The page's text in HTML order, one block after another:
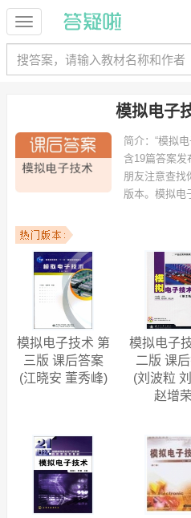
模拟电子
简介： “模拟
含19篇答案发
朋友注意查找
版本。 模拟电
动化、通信工程、计算机科学与技术
械设计制造及其自动化、电子科学与
与技术 等专业。
以下学校的同学下载过
模拟电子技术
北工业大学、湖南科技学院、江苏大
学、兰州交通大学、西安电子科技大
等。
模拟电子技术 第
三版 课后答案
(江晓安 董秀峰)
模拟电子
二版 课
(刘波粒
赵增